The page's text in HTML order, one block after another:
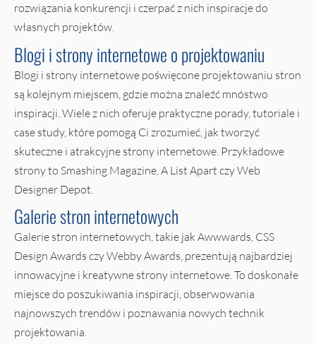
rozwiązania konkurencji i czerpać z nich inspiracje do
własnych projektów.
Blogi i strony internetowe o projektowaniu
Blogi i strony internetowe poświęcone projektowaniu stron
są kolejnym miejscem, gdzie można znaleźć mnóstwo
inspiracji. Wiele z nich oferuje praktyczne porady, tutoriale i
case study, które pomogą Ci zrozumieć, jak tworzyć
skuteczne i atrakcyjne strony internetowe. Przykładowe
strony to Smashing Magazine, A List Apart czy Web
Designer Depot.
Galerie stron internetowych
Galerie stron internetowych, takie jak Awwwards, CSS
Design Awards czy Webby Awards, prezentują najbardziej
innowacyjne i kreatywne strony internetowe. To doskonałe
miejsce do poszukiwania inspiracji, obserwowania
najnowszych trendów i poznawania nowych technik
projektowania.